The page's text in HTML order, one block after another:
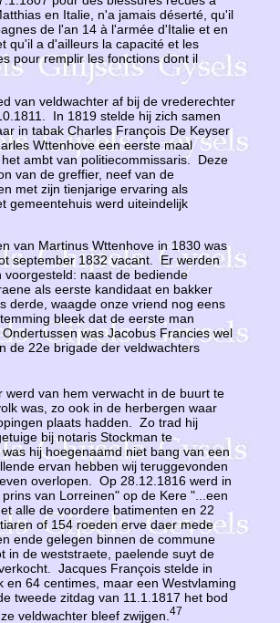
en Italie, n'a jamais déserté, qu'il
de l'an 14 à l'armée d'Italie et en
qu'il a d'ailleurs la capacité et les
pour remplir les fonctions dont il
van veldwachter af bij de vrederechter
In 1819 stelde hij zich samen
in tabak Charles François De Keyser
Wttenhove een eerste maal
ambt van politiecommissaris. Deze
van de greffier, neef van de
met zijn tienjarige ervaring als
gemeentehuis werd uiteindelijk
van Martinus Wttenhove in 1830 was
september 1832 vacant. Er werden
voorgesteld: naast de bediende
als eerste kandidaat en bakker
derde, waagde onze vriend nog eens
bleek dat de eerste man
was Jacobus Francies wel
de 22e brigade der veldwachters
werd van hem verwacht in de buurt te
was, zo ook in de herbergen waar
plaats hadden. Zo trad hij
bij notaris Stockman te
hij hoegenaamd niet bang van een
ervan hebben wij teruggevonden
overlopen. Op 28.12.1816 werd in
van Lorreinen" op de Kere "...een
alle de voordere batimenten en 22
of 154 roeden erve daer mede
ende gelegen binnen de commune
in de weststraete, paelende suyt de
Jacques François stelde in
en 64 centimes, maar een Westvlaming
tweede zitdag van 11.1.1817 het bod
veldwachter bleef zwijgen. 47